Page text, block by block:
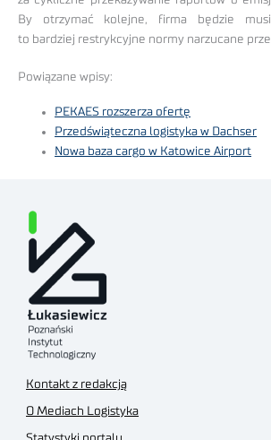
By otrzymać kolejne, firma będzie
to bardziej restrykcyjne normy narzucane
Powiązane wpisy:
PEKAES rozszerza ofertę
Przedświąteczna logistyka w Dachser
Nowa baza cargo w Katowice Airport
Kontakt z redakcją
O Mediach Logistyka